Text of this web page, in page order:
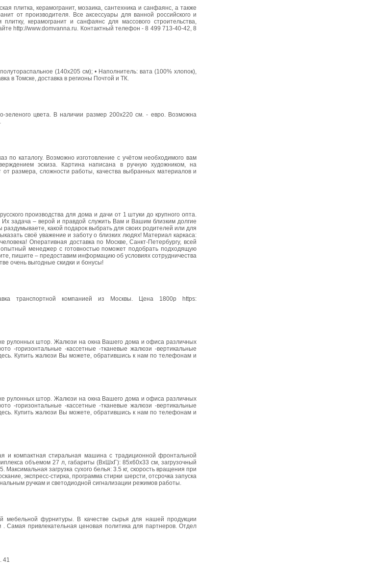
плитка, керамогранит, мозаика, сантехника и санфаянс, а также
от производителя. Все аксессуары для ванной российского и
керамогранит и санфаянс для массового строительства,
http://www.domvanna.ru. Контактный телефон - 8 499 713-40-42, 8
(140х205 см); • Наполнитель: вата (100% хлопок),
в Томске, доставка в регионы Почтой и ТК.
зеленого цвета. В наличии размер 200х220 см. - евро. Возможна
по каталогу. Возможно изготовление с учётом необходимого вам
эскиза. Картина написана в ручную художником, на
размера, сложности работы, качества выбранных материалов и
производства для дома и дачи от 1 штуки до крупного опта.
Их задача – верой и правдой служить Вам и Вашим близким долгие
какой подарок выбрать для своих родителей или для
своё уважение и заботу о близких людях! Материал каркаса:
Оперативная доставка по Москве, Санкт-Петербургу, всей
менеджер с готовностью поможет подобрать подходящую
пишите – предоставим информацию об условиях сотрудничества
очень выгодные скидки и бонусы!
транспортной компанией из Москвы. Цена 1800р https:
рулонных штор. Жалюзи на окна Вашего дома и офиса различных
-горизонтальные -кассетные -тканевые жалюзи -вертикальные
Купить жалюзи Вы можете, обратившись к нам по телефонам и
рулонных штор. Жалюзи на окна Вашего дома и офиса различных
-горизонтальные -кассетные -тканевые жалюзи -вертикальные
Купить жалюзи Вы можете, обратившись к нам по телефонам и
компактная стиральная машина с традиционной фронтальной
объемом 27 л, габариты (ВxШxГ): 85x60x33 см, загрузочный
загрузка сухого белья: 3.5 кг, скорость вращения при
экспресс-стирка, программа стирки шерсти, отсрочка запуска
ручкам и светодиодной сигнализации режимов работы.
мебельной фурнитуры. В качестве сырья для нашей продукции
Самая привлекательная ценовая политика для партнеров. Отдел
41